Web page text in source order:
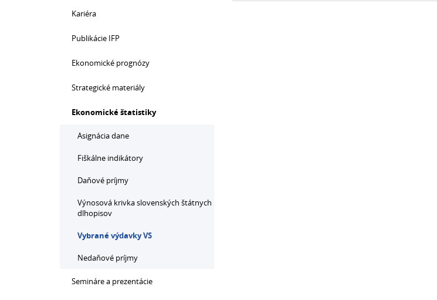
Kariéra
Publikácie IFP
Ekonomické prognózy
Strategické materiály
Ekonomické štatistiky
Asignácia dane
Fiškálne indikátory
Daňové príjmy
Výnosová krivka slovenských štátnych
dlhopisov
Vybrané výdavky VS
Nedaňové príjmy
Semináre a prezentácie